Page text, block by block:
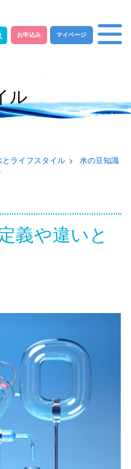
お申込み マイページ
ル
とライフスタイル
水の豆知識
義や違いと